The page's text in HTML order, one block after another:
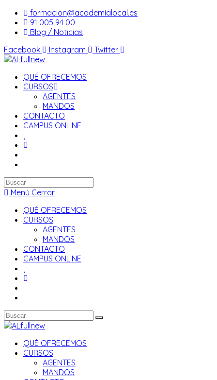
Saltar
contenido
formacion@academialocal.es
91 005 94 00
Blog / Noticias
Facebook
Instagram Twitter
QUÉ OFRECEMOS
CURSOS
AGENTES
MANDOS
CONTACTO
CAMPUS ONLINE
Buscar
en
web
Menú Cerrar
QUÉ OFRECEMOS
CURSOS
AGENTES
MANDOS
CONTACTO
CAMPUS ONLINE
QUÉ OFRECEMOS
CURSOS
AGENTES
MANDOS